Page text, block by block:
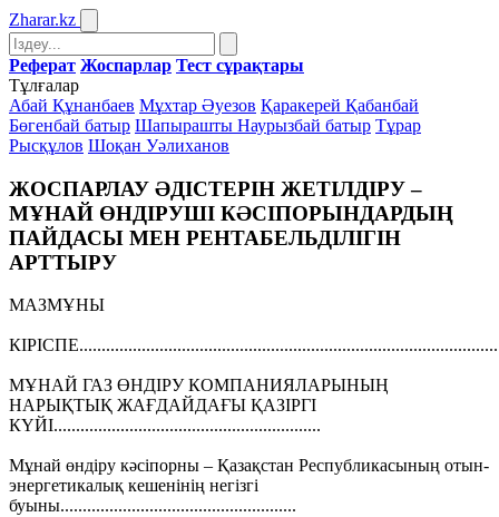
Zharar.kz
Реферат Жоспарлар Тест сұрақтары
Тұлғалар
Абай Құнанбаев Мұхтар Әуезов Қаракерей Қабанбай
Бөгенбай батыр Шапырашты Наурызбай батыр Тұрар
Рысқұлов Шоқан Уәлиханов
ЖОСПАРЛАУ ӘДІСТЕРІН ЖЕТІЛДІРУ –
МҰНАЙ ӨНДІРУШІ КӘСІПОРЫНДАРДЫҢ
ПАЙДАСЫ МЕН РЕНТАБЕЛЬДІЛІГІН
АРТТЫРУ
МАЗМҰНЫ
МҰНАЙ ГАЗ ӨНДІРУ КОМПАНИЯЛАРЫНЫҢ
НАРЫҚТЫҚ ЖАҒДАЙДАҒЫ ҚАЗІРГІ
КҮЙІ............................................................
Мұнай өндіру кәсіпорны – Қазақстан Республикасының отын-
энергетикалық кешенінің негізгі
буыны.....................................................